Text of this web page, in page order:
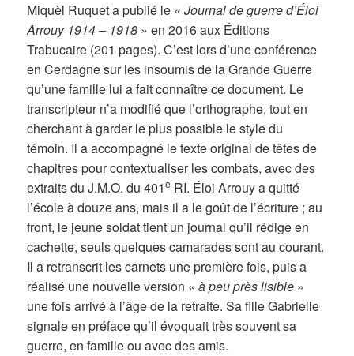
Miquèl Ruquet a publié le « Journal de guerre d’Éloi
Arrouy 1914 – 1918 » en 2016 aux Éditions
Trabucaire (201 pages). C’est lors d’une conférence
en Cerdagne sur les insoumis de la Grande Guerre
qu’une famille lui a fait connaître ce document. Le
transcripteur n’a modifié que l’orthographe, tout en
cherchant à garder le plus possible le style du
témoin. Il a accompagné le texte original de têtes de
chapitres pour contextualiser les combats, avec des
extraits du J.M.O. du 401e RI. Éloi Arrouy a quitté
l’école à douze ans, mais il a le goût de l’écriture ; au
front, le jeune soldat tient un journal qu’il rédige en
cachette, seuls quelques camarades sont au courant.
Il a retranscrit les carnets une première fois, puis a
réalisé une nouvelle version «à peu près lisible »
une fois arrivé à l’âge de la retraite. Sa fille Gabrielle
signale en préface qu’il évoquait très souvent sa
guerre, en famille ou avec des amis.